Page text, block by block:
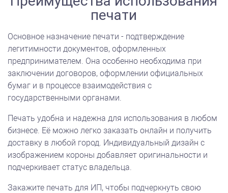
печати
Основное назначение печати - подтверждение
легитимности документов, оформленных
предпринимателем. Она особенно необходима при
заключении договоров, оформлении официальных
бумаг и в процессе взаимодействия с
государственными органами.
Печать удобна и надежна для использования в любом
бизнесе. Её можно легко заказать онлайн и получить
доставку в любой город. Индивидуальный дизайн с
изображением короны добавляет оригинальности и
подчеркивает статус владельца.
Закажите печать для ИП, чтобы подчеркнуть свою